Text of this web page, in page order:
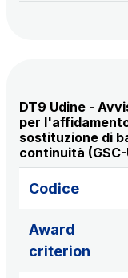
Cleaning
Società Italiana
S.p.A.
Concession
DT9 Udine -
per
sostituzione di
continuità (GSC-
Codice
Award
criterion